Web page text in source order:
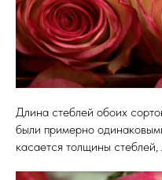
Длина стеблей обоих
были примерно
касается толщины